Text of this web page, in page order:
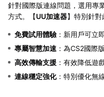
針對國際版連線問題，選用專
方式。【UU加速器】特別針對
免費試用體驗 ：新用戶可立
專屬智慧加速 ：為CS2國際
高效傳輸支援 ：有效降低遊
連線穩定強化：特別優化無